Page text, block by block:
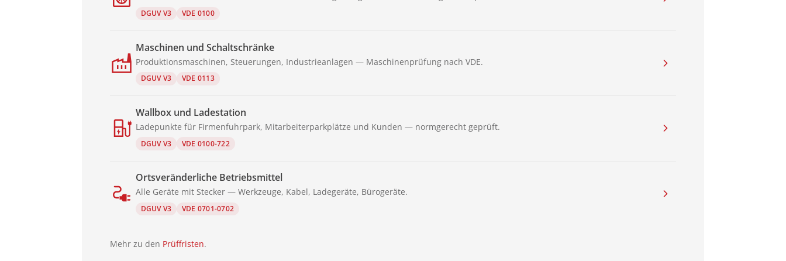
DGUV V3 VDE 0100
Maschinen und Schaltschränke
Produktionsmaschinen, Steuerungen, Industrieanlagen — Maschinenprüfung nach VDE.
DGUV V3 VDE 0113
Wallbox und Ladestation
Ladepunkte für Firmenfuhrpark, Mitarbeiterparkplätze und Kunden — normgerecht geprüft.
DGUV V3 VDE 0100-722
Ortsveränderliche Betriebsmittel
Alle Geräte mit Stecker — Werkzeuge, Kabel, Ladegeräte, Bürogeräte.
DGUV V3 VDE 0701-0702
Mehr zu den Prüffristen.